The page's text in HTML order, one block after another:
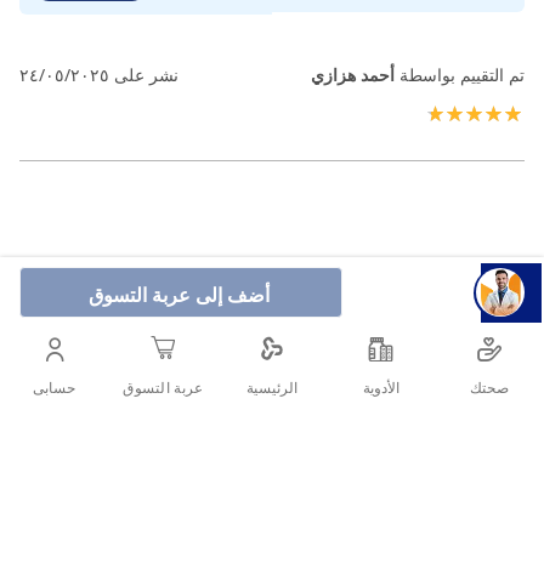
أضف إلى عربة التسوق
تم التقييم بواسطة أحمد هزازي نشر على ٢٤/٠٥/٢٠٢٥
صحتك الأدوية الرئيسية عربة التسوق حسابى